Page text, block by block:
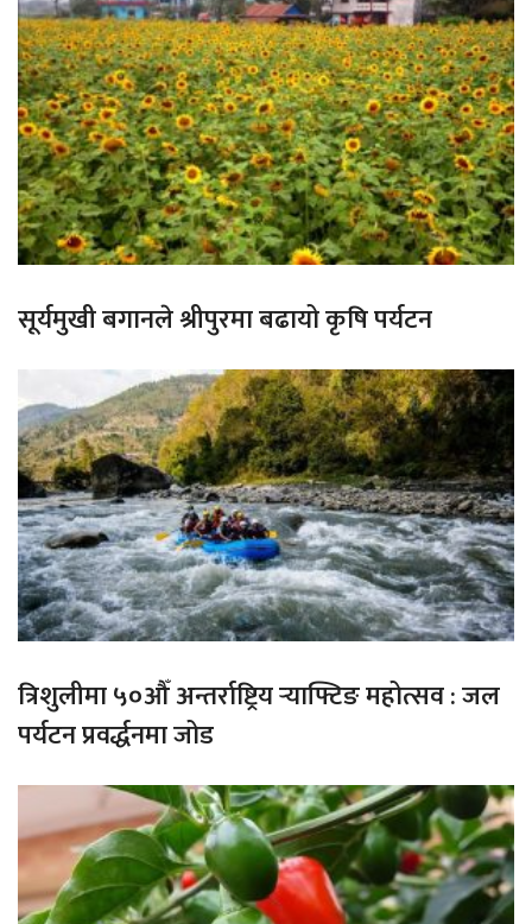
सूर्यमुखी बगानले श्रीपुरमा बढायो कृषि पर्यटन
त्रिशुलीमा ५०औँ अन्तर्राष्ट्रिय र्‍याफ्टिङ महोत्सव : जल
पर्यटन प्रवर्द्धनमा जोड